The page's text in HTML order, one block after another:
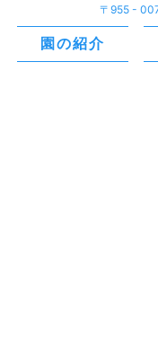
〒955 -
園の紹介